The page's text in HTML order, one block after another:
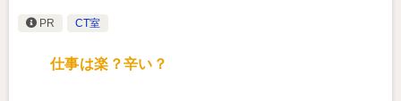
PR CT室
仕事は楽？辛い？